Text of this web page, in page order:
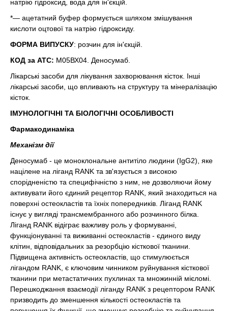
натрію гідроксид, вода для ін'єкцій.
*— ацетатний буфер формується шляхом змішування
кислоти оцтової та натрію гідроксиду.
ФОРМА ВИПУСКУ: розчин для ін'єкцій.
КОД за АТС: М05ВХ04. Деносумаб.
Лікарські засоби для лікування захворювання кісток. Інші
лікарські засоби, що впливають на структуру та мінералізацію
кісток.
ІМУНОЛОГІЧНІ ТА БІОЛОГІЧНІ ОСОБЛИВОСТІ
Фармакодинаміка
Механізм дії
Деносумаб - це моноклональне антитіло людини (IgG2), яке
націлене на ліганд RANK та зв'язується з високою
спорідненістю та специфічністю з ним, не дозволяючи йому
активувати його єдиний рецептор RANK, який знаходиться на
поверхні остеокластів та їхніх попередників. Ліганд RANK
існує у вигляді трансмембранного або розчинного білка.
Ліганд RANK відіграє важливу роль у формуванні,
функціонуванні та виживанні остеокластів - єдиного виду
клітин, відповідальних за резорбцію кісткової тканини.
Підвищена активність остеокластів, що стимулюється
лігандом RANK, є ключовим чинником руйнування кісткової
тканини при метастатичних пухлинах та множинній мієломі.
Перешкоджання взаємодії ліганду RANK з рецептором RANK
призводить до зменшення кількості остеокластів та